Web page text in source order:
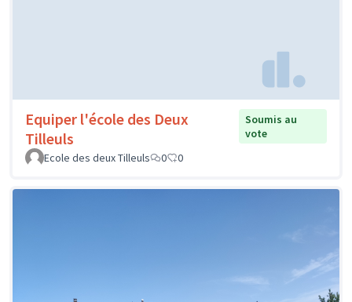
Equiper l'école des Deux
Tilleuls
Soumis au
vote
Ecole des deux Tilleuls
0 0